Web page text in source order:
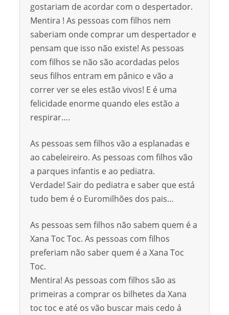
gostariam de acordar com o despertador.
Mentira ! As pessoas com filhos nem
saberiam onde comprar um despertador e
pensam que isso não existe! As pessoas
com filhos se não são acordadas pelos
seus filhos entram em pânico e vão a
correr ver se eles estão vivos! E é uma
felicidade enorme quando eles estão a
respirar….
As pessoas sem filhos vão a esplanadas e
ao cabeleireiro. As pessoas com filhos vão
a parques infantis e ao pediatra.
Verdade! Sair do pediatra e saber que está
tudo bem é o Euromilhões dos pais…
As pessoas sem filhos não sabem quem é a
Xana Toc Toc. As pessoas com filhos
preferiam não saber quem é a Xana Toc
Toc.
Mentira! As pessoas com filhos são as
primeiras a comprar os bilhetes da Xana
toc toc e até os vão buscar mais cedo á